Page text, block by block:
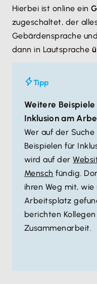
Hierbei ist online ein
zugeschaltet, der
Gebärdensprache
dann in Lautsprache
Tipp
Weitere
Inklusion am
Wer auf der
Beispielen für
wird auf der
Mensch fündig.
ihren Weg mit, wie
Arbeitsplatz
berichten
Zusammenarbeit.